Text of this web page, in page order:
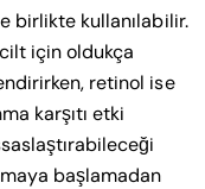
birlikte kullanılabilir.
için oldukça
retinol ise
karşıtı etki
başlamadan